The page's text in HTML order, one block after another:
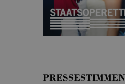
PRESSESTIMMEN